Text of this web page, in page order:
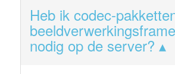
Heb ik codec-
nodig op de server?